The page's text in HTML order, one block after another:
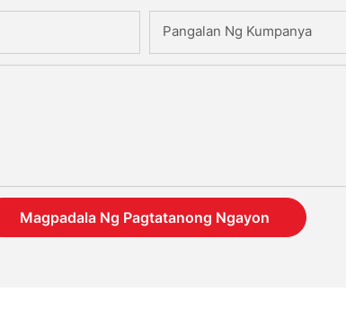
Pangalan Ng Kumpanya
Magpadala Ng Pagtatanong Ngayon